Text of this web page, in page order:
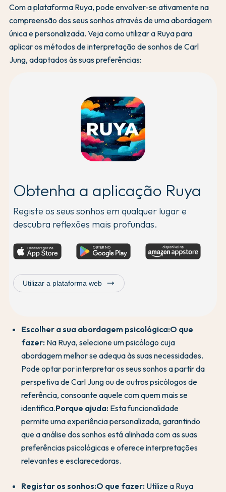
Com a plataforma Ruya, pode envolver-se ativamente na
compreensão dos seus sonhos através de uma abordagem
única e personalizada. Veja como utilizar a Ruya para
aplicar os métodos de interpretação de sonhos de Carl
Jung, adaptados às suas preferências:
Obtenha a aplicação Ruya
Registe os seus sonhos em qualquer lugar e
descubra reflexões mais profundas.
Utilizar a plataforma web trending_flat
Escolher a sua abordagem psicológica:O que
fazer: Na Ruya, selecione um psicólogo cuja
abordagem melhor se adequa às suas necessidades.
Pode optar por interpretar os seus sonhos a partir da
perspetiva de Carl Jung ou de outros psicólogos de
referência, consoante aquele com quem mais se
identifica.Porque ajuda: Esta funcionalidade
permite uma experiência personalizada, garantindo
que a análise dos sonhos está alinhada com as suas
preferências psicológicas e oferece interpretações
relevantes e esclarecedoras.
Registar os sonhos:O que fazer: Utilize a Ruya